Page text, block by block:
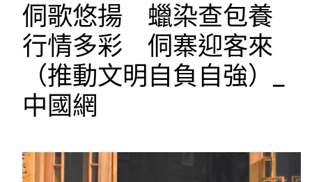
侗歌悠揚 蠟染查包養
行情多彩 侗寨迎客來
（推動文明自負自強）_
中國網